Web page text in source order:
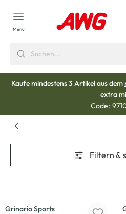
springen
Menü
Kaufe mindestens 3 Artikel aus dem
extra
Code:
Filtern &
Grinario Sports